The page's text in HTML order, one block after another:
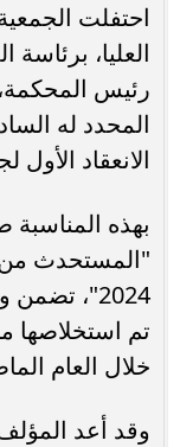
احتفلت
العليا،
رئيس
المحدد له
الانعقاد
بهذه
"المستحدث من
2024"،
تم استخلاصها
خلال العام
وقد أعد